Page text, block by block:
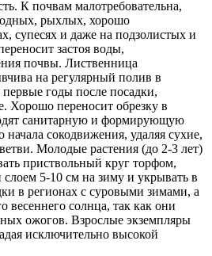
К почвам малотребовательна,
рыхлых, хорошо
супесях и даже на подзолистых и
застоя воды,
почвы. Лиственница
на регулярный полив в
годы после посадки,
Хорошо переносит обрезку в
санитарную и формирующую
начала сокодвижения, удаляя сухие,
Молодые растения (до 2-3 лет)
приствольный круг торфом,
5-10 см на зиму и укрывать в
в регионах с суровыми зимами, а
весеннего солнца, так как они
ожогов. Взрослые экземпляры
исключительно высокой